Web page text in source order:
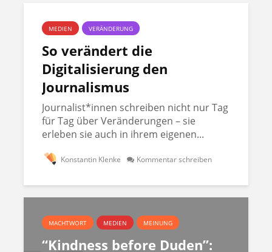
MEDIEN VERÄNDERUNG
So verändert die
Digitalisierung den
Journalismus
Journalist*innen schreiben nicht nur Tag
für Tag über Veränderungen – sie
erleben sie auch in ihrem eigenen...
Konstantin Klenke Kommentar schreiben
MACHTWORT MEDIEN MEINUNG
“Kindness before Duden”: